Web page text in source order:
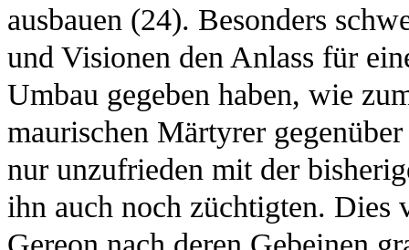
ausbauen (24). Besonders
und Visionen den Anlass für
Umbau gegeben haben, wie
maurischen Märtyrer
nur unzufrieden mit der
ihn auch noch züchtigten. Dies